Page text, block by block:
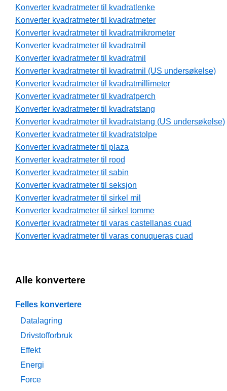
Konverter kvadratmeter til kvadratlenke
Konverter kvadratmeter til kvadratmeter
Konverter kvadratmeter til kvadratmikrometer
Konverter kvadratmeter til kvadratmil
Konverter kvadratmeter til kvadratmil
Konverter kvadratmeter til kvadratmil (US undersøkelse)
Konverter kvadratmeter til kvadratmillimeter
Konverter kvadratmeter til kvadratperch
Konverter kvadratmeter til kvadratstang
Konverter kvadratmeter til kvadratstang (US undersøkelse)
Konverter kvadratmeter til kvadratstolpe
Konverter kvadratmeter til plaza
Konverter kvadratmeter til rood
Konverter kvadratmeter til sabin
Konverter kvadratmeter til seksjon
Konverter kvadratmeter til sirkel mil
Konverter kvadratmeter til sirkel tomme
Konverter kvadratmeter til varas castellanas cuad
Konverter kvadratmeter til varas conuqueras cuad
Alle konvertere
Felles konvertere
Datalagring
Drivstofforbruk
Effekt
Energi
Force